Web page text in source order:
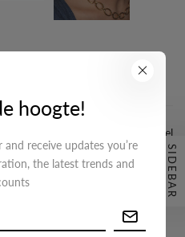
Maattabel
SIDEBAR
hoogte!
receive updates you’re
the latest trends and